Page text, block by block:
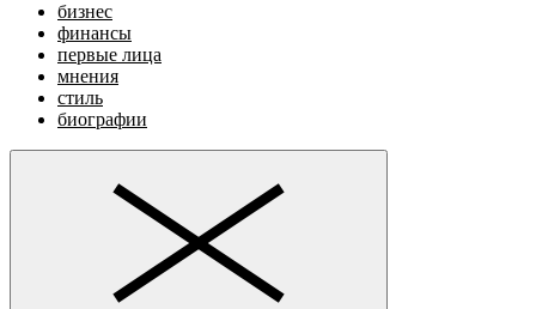
бизнес
финансы
первые лица
мнения
стиль
биографии